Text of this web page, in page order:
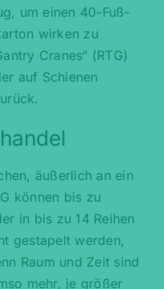
um einen 40-Fuß-
wirken zu
Cranes“ (RTG)
auf Schienen
äußerlich an ein
können bis zu
in bis zu 14 Reihen
gestapelt werden,
Raum und Zeit sind
mehr, je größer